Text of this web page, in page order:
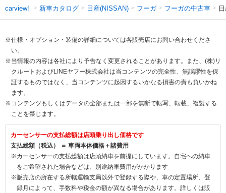
carview! 新車カタログ 日産(NISSAN) フーガ フーガの中古車
※仕様・オプション・装備の詳細については各販売店にお問い合わせくださ
い。
※当情報の内容は各社により予告なく変更されることがあります。また、(株)リ
クルートおよびLINEヤフー株式会社は当コンテンツの完全性、無誤謬性を保
証するものではなく、当コンテンツに起因するいかなる損害の責も負いかね
ます。
※コンテンツもしくはデータの全部または一部を無断で転写、転載、複製する
ことを禁じます。
カーセンサーの支払総額は店頭乗り出し価格です
支払総額（税込） ＝ 車両本体価格＋諸費用
※カーセンサーの支払総額は店頭納車を前提にしています。自宅への納車
をご希望された場合などは、別途納車費用がかかります
※販売店の所在する所轄運輸支局以外で登録する際や、車の定置場所、登
録月によって、手数料や税金の額が異なる場合があります。詳しくは販